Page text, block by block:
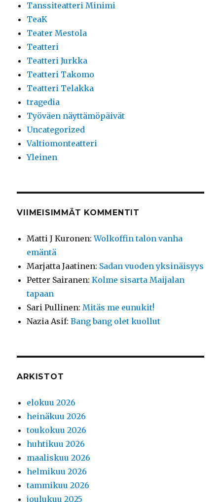
Tanssiteatteri Minimi
TeaK
Teater Mestola
Teatteri
Teatteri Jurkka
Teatteri Takomo
Teatteri Telakka
tragedia
Työväen näyttämöpäivät
Uncategorized
Valtiomonteatteri
Yleinen
VIIMEISIMMÄT KOMMENTIT
Matti J Kuronen:Wolkoffin talon vanha
emäntä
Marjatta Jaatinen: Sadan vuoden yksinäisyys
Petter Sairanen:Kolme sisarta Maijalan
tapaan
Sari Pullinen:Mitäs me eunukit!
Nazia Asif:Bang bang olet kuollut
ARKISTOT
elokuu 2026
heinäkuu 2026
toukokuu 2026
huhtikuu 2026
maaliskuu 2026
helmikuu 2026
tammikuu 2026
joulukuu 2025